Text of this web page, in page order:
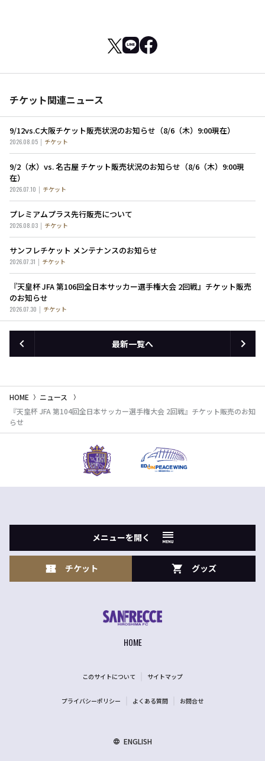
チケット関連ニュース
9/12vs.C大阪チケット販売状況のお知らせ（8/6（木）9:00現在）
2026.08.05 チケット
9/2（水）vs. 名古屋 チケット販売状況のお知らせ（8/6（木）9:00現
在）
2026.07.10 チケット
プレミアムプラス先行販売について
2026.08.03 チケット
サンフレチケット メンテナンスのお知らせ
2026.07.31 チケット
『天皇杯 JFA 第106回全日本サッカー選手権大会 2回戦』チケット販売
のお知らせ
2026.07.30 チケット
最新一覧へ
HOME
ニュース
『天皇杯 JFA 第104回全日本サッカー選手権大会 2回戦』チケット販売のお知
らせ
メニューを開く
チケット グッズ
HOME
このサイトについて サイトマップ
プライバシーポリシー よくある質問 お問合せ
ENGLISH